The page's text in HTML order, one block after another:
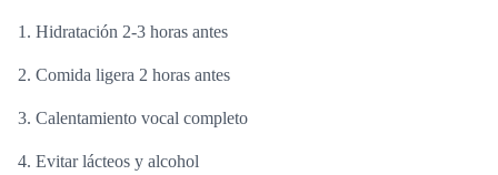
Hidratación 2-3 horas antes
Comida ligera 2 horas antes
Calentamiento vocal completo
Evitar lácteos y alcohol